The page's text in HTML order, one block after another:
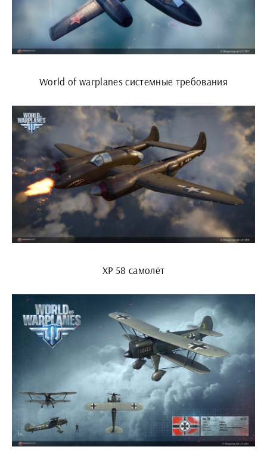
World of warplanes системные требования
XP 58 самолёт